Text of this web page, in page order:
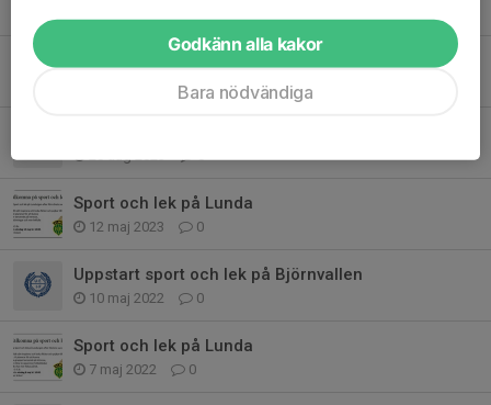
Sport och lek på Lunda
12 maj 2023 0
Uppstart sport och lek på Björnvallen
10 maj 2022 0
Sport och lek på Lunda
7 maj 2022 0
Godkänn alla kakor
Bara nödvändiga